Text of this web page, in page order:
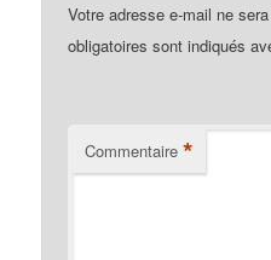
Votre adresse e-mail ne
obligatoires sont indiqués
Commentaire *